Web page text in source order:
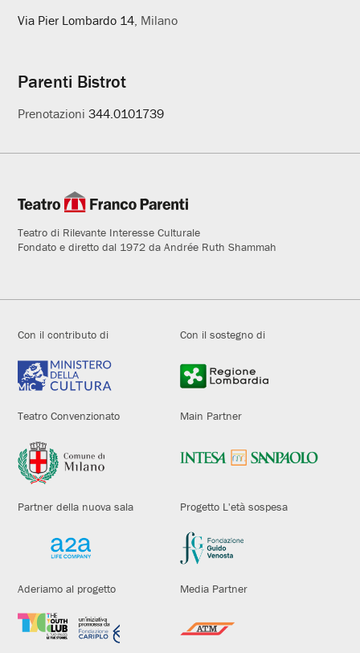
Via Pier Lombardo 14 , Milano
Parenti Bistrot
Prenotazioni344.0101739
Teatro di Rilevante Interesse Culturale
Fondato e diretto dal 1972 da Andrée Ruth Shammah
Con il contributo di Con il sostegno di
Teatro Convenzionato Main Partner
Partner della nuova sala Progetto L'età sospesa
Aderiamo al progetto Media Partner